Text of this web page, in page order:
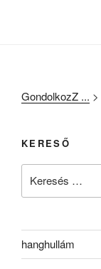
GondolkozZ ... >
KERESŐ
hanghullám